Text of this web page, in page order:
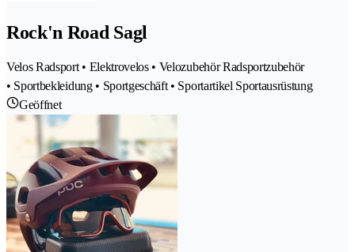
Rock'n Road Sagl
Velos Radsport • Elektrovelos • Velozubehör Radsportzubehör
• Sportbekleidung • Sportgeschäft • Sportartikel Sportausrüstung
Geöffnet